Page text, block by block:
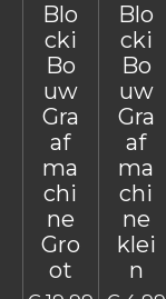
Blo
cki
Bo
uw
Gra
af
ma
chi
ne
Gro
ot
Blo
cki
Bo
uw
Gra
af
ma
chi
ne
klei
n